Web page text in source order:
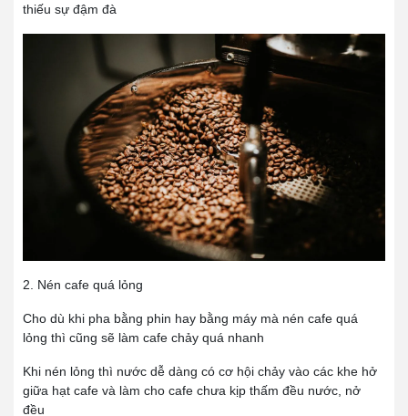
thiếu sự đậm đà
2. Nén cafe quá lỏng
Cho dù khi pha bằng phin hay bằng máy mà nén cafe quá
lỏng thì cũng sẽ làm cafe chảy quá nhanh
Khi nén lỏng thì nước dễ dàng có cơ hội chảy vào các khe hở
giữa hạt cafe và làm cho cafe chưa kịp thấm đều nước, nở
đều